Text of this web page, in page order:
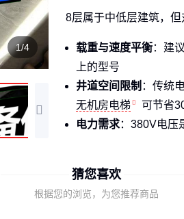
1/4
8层属于中低层建筑，但
载重与速度平衡：建
上的型号
井道空间限制 ：传统
无机房电梯
可节省
电力需求：380V电压
在仓库环境中表现优异：
结论：8层电梯选型要先
猜您喜欢
根据您的浏览，为您推荐商品